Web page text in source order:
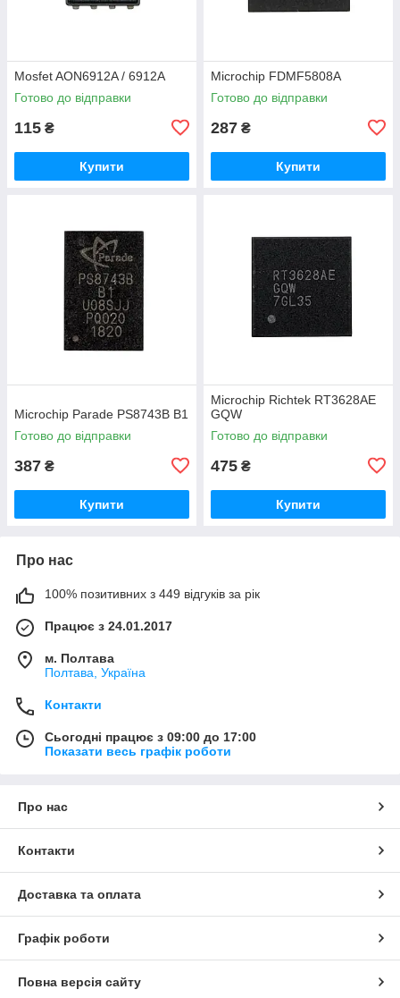
Mosfet AON6912A / 6912A
Готово до відправки
115 ₴
Купити
Microchip FDMF5808A
Готово до відправки
287 ₴
Купити
Microchip Parade PS8743B B1
Готово до відправки
387 ₴
Купити
Microchip Richtek RT3628AE
GQW
Готово до відправки
475 ₴
Купити
Про нас
100% позитивних з 449 відгуків за рік
Працює з 24.01.2017
м. Полтава
Полтава, Україна
Контакти
Сьогодні працює з 09:00 до 17:00
Показати весь графік роботи
Про нас
Контакти
Доставка та оплата
Графік роботи
Повна версія сайту